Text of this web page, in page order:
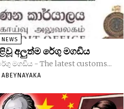
NEWS
අලුත්ම රේගු මගඩිය
මගඩිය - The latest customs...